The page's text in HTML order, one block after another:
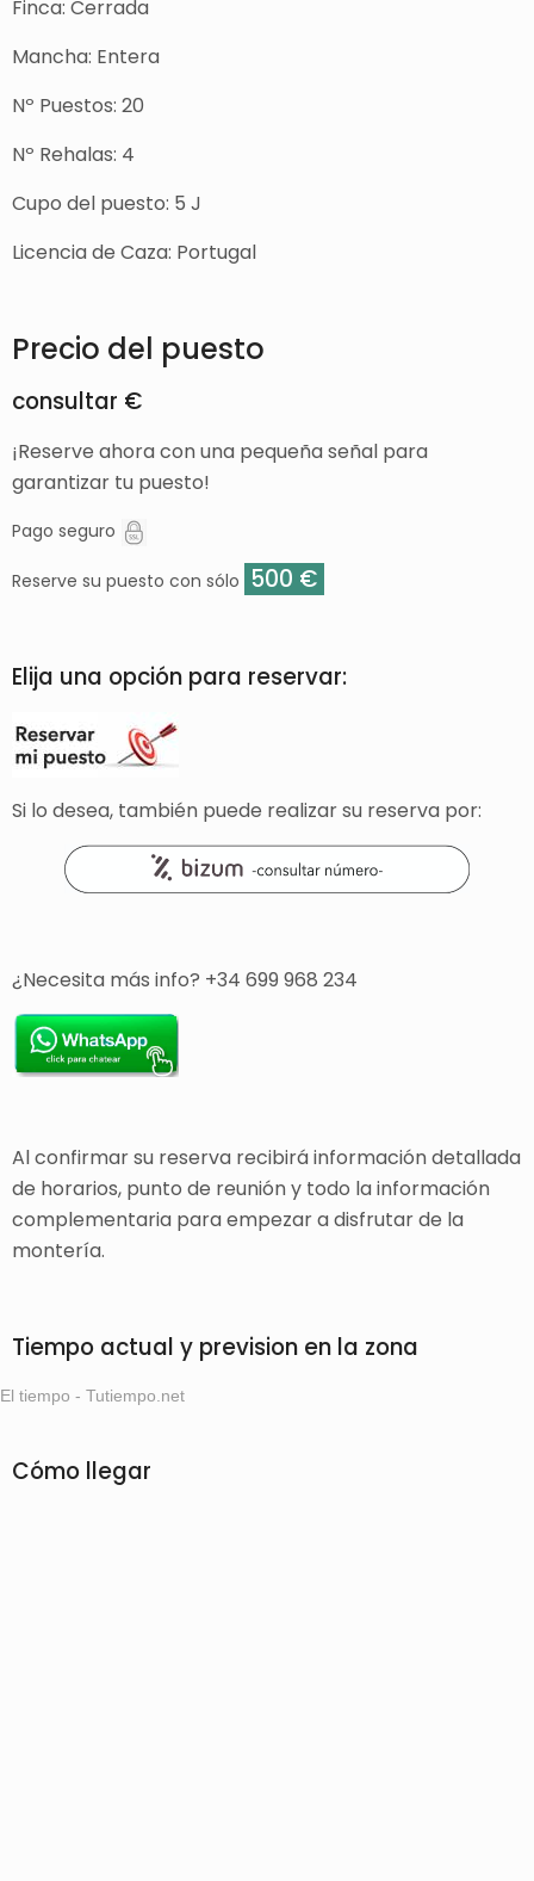
Finca: Cerrada
Mancha: Entera
Nº Puestos: 20
Nº Rehalas: 4
Cupo del puesto: 5 J
Licencia de Caza: Portugal
Precio del puesto
consultar €
¡Reserve ahora con una pequeña señal para
garantizar tu puesto!
Pago seguro
Reserve su puesto con sólo 500 €
Elija una opción para reservar:
Si lo desea, también puede realizar su reserva por:
¿Necesita más info? +34 699 968 234
Al confirmar su reserva recibirá información detallada
de horarios, punto de reunión y todo la información
complementaria para empezar a disfrutar de la
montería.
Tiempo actual y prevision en la zona
El tiempo - Tutiempo.net
Cómo llegar